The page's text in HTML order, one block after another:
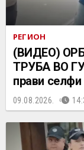
РЕГИОН
(ВИДЕО)
ТРУБА ВО
прави селфи
09.08.2026.